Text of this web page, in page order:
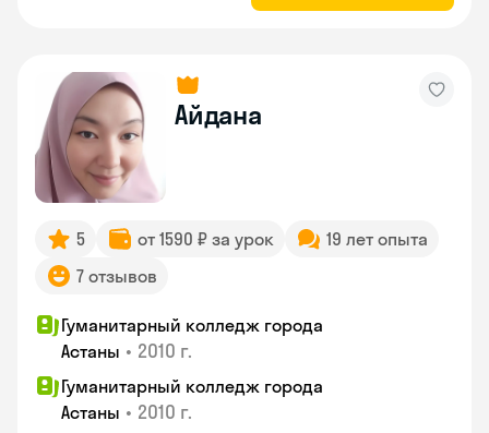
Айдана
5 от 1590 ₽ за урок
19 лет опыта
7 отзывов
Гуманитарный колледж города
Астаны • 2010 г.
Гуманитарный колледж города
Астаны • 2010 г.